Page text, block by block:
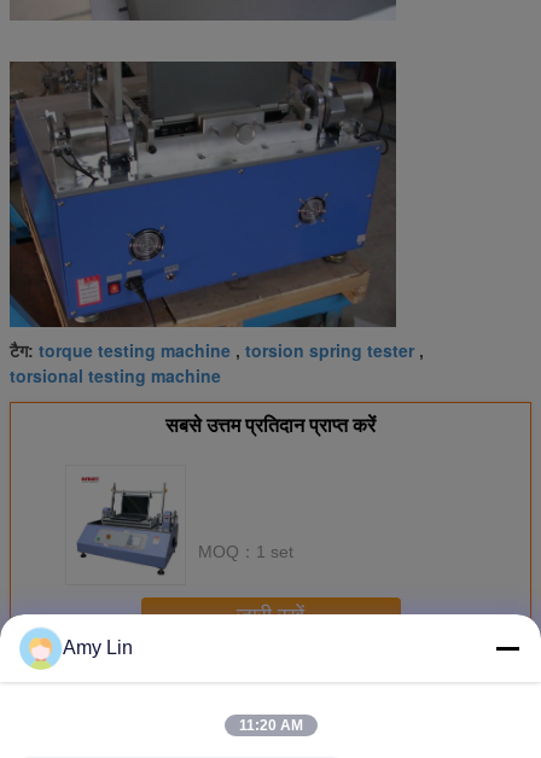
टैग: torque testing machine , torsion spring tester ,
torsional testing machine
सबसे उत्तम प्रतिदान प्राप्त करें
MOQ： 1 set
जारी रखें
अधिकमरोड़ परीक्षण मशीन
Amy Lin
11:20 AM